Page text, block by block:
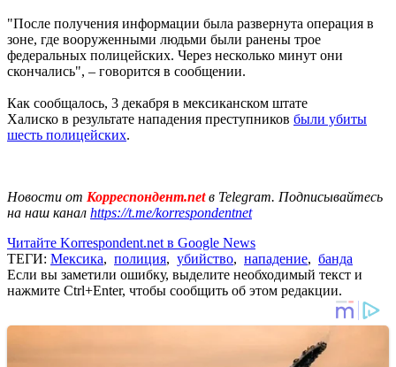
"После получения информации была развернута операция в
зоне, где вооруженными людьми были ранены трое
федеральных полицейских. Через несколько минут они
скончались", – говорится в сообщении.
Как сообщалось, 3 декабря в мексиканском штате
Халиско в результате нападения преступников были убиты
шесть полицейских.
Новости от Корреспондент.netв Telegram. Подписывайтесь
на наш канал https://t.me/korrespondentnet
Читайте Korrespondent.net в Google News
ТЕГИ: Мексика, полиция, убийство, нападение, банда
Если вы заметили ошибку, выделите необходимый текст и
нажмите Ctrl+Enter, чтобы сообщить об этом редакции.